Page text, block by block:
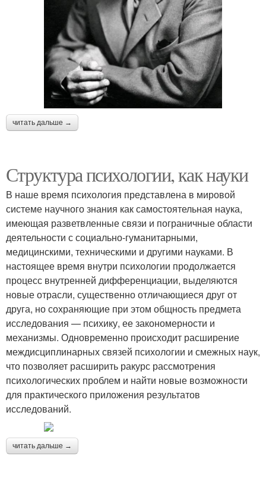
читать дальше →
Структура психологии, как науки
В наше время психология представлена в мировой
системе научного знания как самостоятельная наука,
имеющая разветвленные связи и пограничные области
деятельности с социально-гуманитарными,
медицинскими, техническими и другими науками. В
настоящее время внутри психологии продолжается
процесс внутренней дифференциации, выделяются
новые отрасли, существенно отличающиеся друг от
друга, но сохраняющие при этом общность предмета
исследования — психику, ее закономерности и
механизмы. Одновременно происходит расширение
междисциплинарных связей психологии и смежных наук,
что позволяет расширить ракурс рассмотрения
психологических проблем и найти новые возможности
для практического приложения результатов
исследований.
читать дальше →